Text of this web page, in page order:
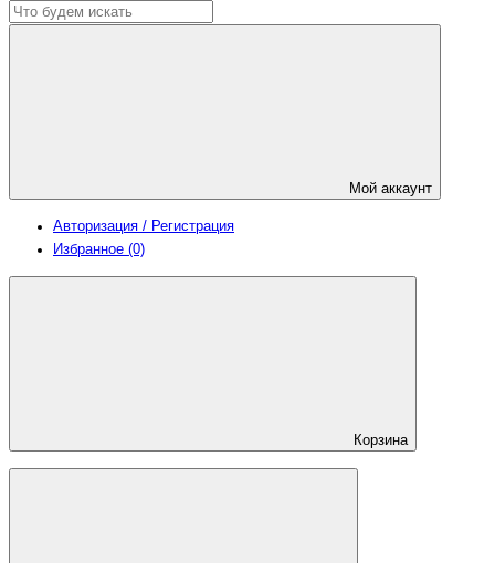
Мой аккаунт
Авторизация / Регистрация
Избранное (0)
Корзина